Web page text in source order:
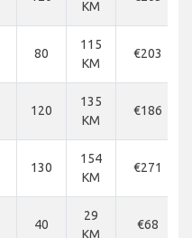
KM
80
115
KM
€203
120
135
KM
€186
130
154
KM
€271
40
29
KM
€68